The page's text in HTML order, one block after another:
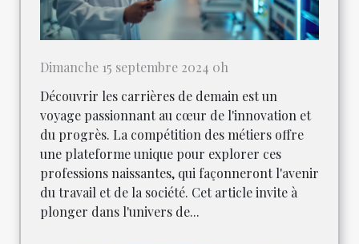
Dimanche 15 septembre 2024 0h
Découvrir les carrières de demain est un
voyage passionnant au cœur de l'innovation et
du progrès. La compétition des métiers offre
une plateforme unique pour explorer ces
professions naissantes, qui façonneront l'avenir
du travail et de la société. Cet article invite à
plonger dans l'univers de...